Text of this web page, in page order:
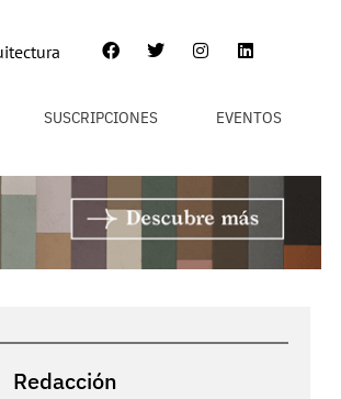
SUSCRIPCIONES EVENTOS
Redacción